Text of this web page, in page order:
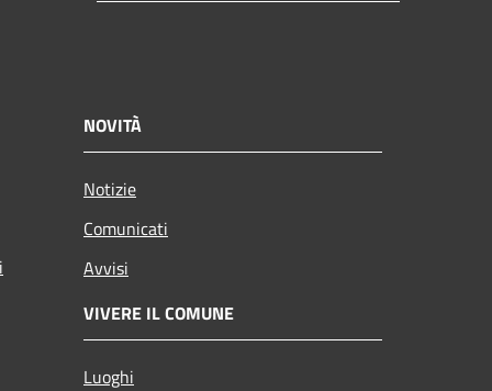
NOVITÀ
Notizie
Comunicati
Avvisi
VIVERE IL COMUNE
Luoghi